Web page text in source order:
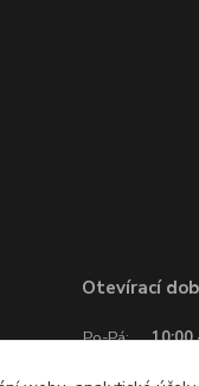
Otevírací
Po-Pá: 10:00